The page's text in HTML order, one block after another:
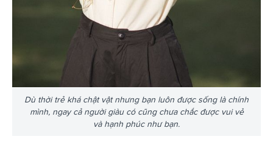
Dù thời trẻ khá chật vật nhưng bạn luôn được sống là chính
mình, ngay cả người giàu có cũng chưa chắc được vui vẻ
và hạnh phúc như bạn.